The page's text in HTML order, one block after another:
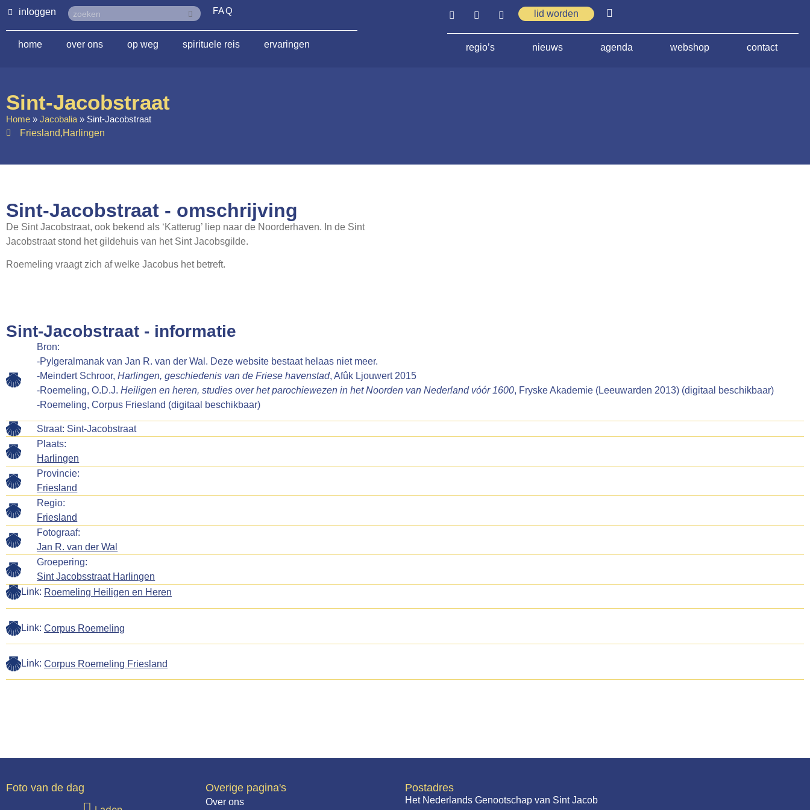
inloggen FAQ
home over ons op weg spirituele reis ervaringen
lid worden
regio’s nieuws agenda webshop contact
Sint-Jacobstraat
Home » Jacobalia » Sint-Jacobstraat
Friesland,Harlingen
Sint-Jacobstraat - omschrijving
De Sint Jacobstraat, ook bekend als ‘Katterug’ liep naar de Noorderhaven. In de Sint
Jacobstraat stond het gildehuis van het Sint Jacobsgilde.
Roemeling vraagt zich af welke Jacobus het betreft.
Sint-Jacobstraat - informatie
Bron:
-Pylgeralmanak van Jan R. van der Wal. Deze website bestaat helaas niet meer.
-Meindert Schroor,Harlingen, geschiedenis van de Friese havenstad, Afûk Ljouwert 2015
-Roemeling, O.D.J.Heiligen en heren, studies over het parochiewezen in het Noorden van Nederland vóór 1600, Fryske Akademie (Leeuwarden 2013) (digitaal beschikbaar)
-Roemeling, Corpus Friesland (digitaal beschikbaar)
Straat: Sint-Jacobstraat
Plaats:
Harlingen
Provincie:
Friesland
Regio:
Friesland
Fotograaf:
Jan R. van der Wal
Groepering:
Sint Jacobsstraat Harlingen
Link: Roemeling Heiligen en Heren
Link: Corpus Roemeling
Link: Corpus Roemeling Friesland
Foto van de dag
Overige pagina's
Over ons
Postadres
Het Nederlands Genootschap van Sint Jacob